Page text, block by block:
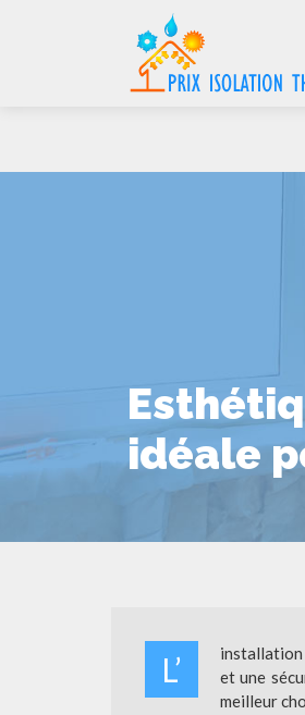
idéale
L’
installation
et une
meilleur